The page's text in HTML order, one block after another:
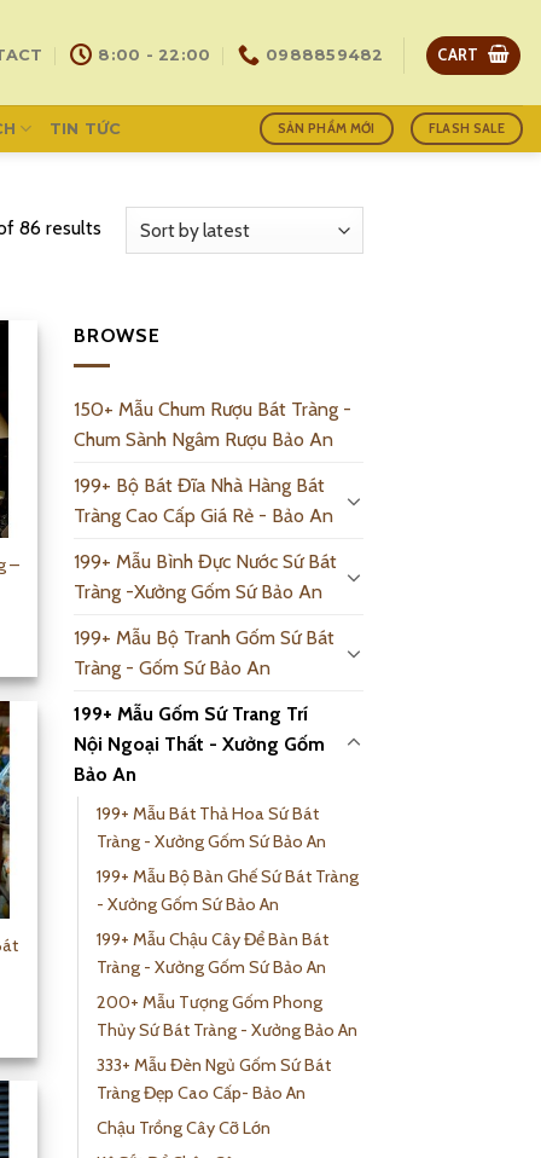
8:00 - 22:00 0988859482 CART
TIN TỨC SẢN PHẨM MỚI FLASH SALE
86 results
–
BROWSE
150+ Mẫu Chum Rượu Bát Tràng -
Chum Sành Ngâm Rượu Bảo An
199+ Bộ Bát Đĩa Nhà Hàng Bát
Tràng Cao Cấp Giá Rẻ - Bảo An
199+ Mẫu Bình Đực Nước Sứ Bát
Tràng -Xưởng Gốm Sứ Bảo An
199+ Mẫu Bộ Tranh Gốm Sứ Bát
Tràng - Gốm Sứ Bảo An
199+ Mẫu Gốm Sứ Trang Trí
Nội Ngoại Thất - Xưởng Gốm
Bảo An
199+ Mẫu Bát Thả Hoa Sứ Bát
Tràng - Xưởng Gốm Sứ Bảo An
199+ Mẫu Bộ Bàn Ghế Sứ Bát Tràng
- Xưởng Gốm Sứ Bảo An
199+ Mẫu Chậu Cây Để Bàn Bát
Tràng - Xưởng Gốm Sứ Bảo An
200+ Mẫu Tượng Gốm Phong
Thủy Sứ Bát Tràng - Xưởng Bảo An
333+ Mẫu Đèn Ngủ Gốm Sứ Bát
Tràng Đẹp Cao Cấp- Bảo An
Chậu Trồng Cây Cỡ Lớn